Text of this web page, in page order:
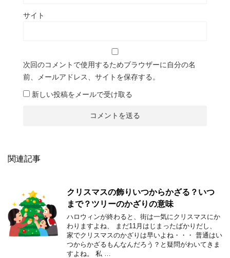
サイト
次回のコメントで使用するためブラウザーに自分の名
前、メールアドレス、サイトを保存する。
新しい投稿をメールで受け取る
関連記事
クリスマスの飾りいつからかざる？いつ
まで？ツリーのかざりの意味
ハロウィンが終わると、街は一気にクリスマスにか
わりますよね、 まだ11月はじまったばかりだし、
家でクリスマスのかざりは早いよね・・・ 普通はい
つからかざるもんなんだろう？と疑問がわいてきま
すよね。 私 …